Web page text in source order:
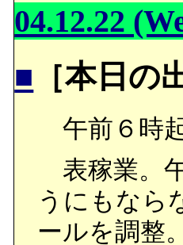
04.12.22
■ ［本日の
午前６時
表稼業。
うにもなら
ールを調整